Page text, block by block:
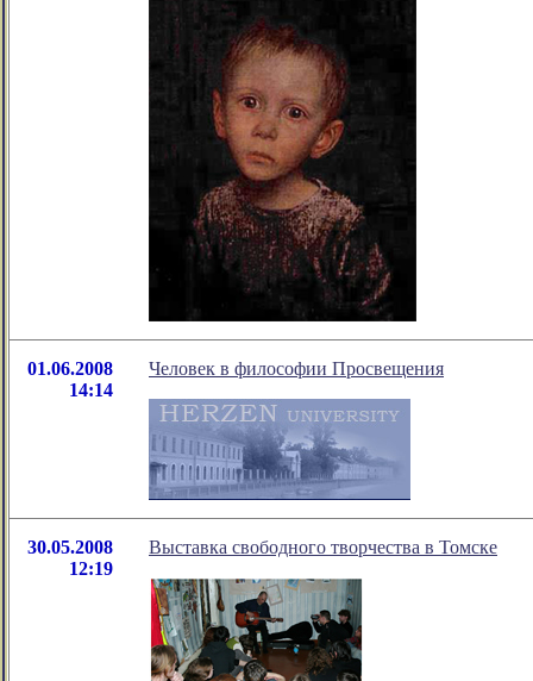
01.06.2008
14:14
Человек в философии Просвещения
30.05.2008
12:19
Выставка свободного творчества в Томске